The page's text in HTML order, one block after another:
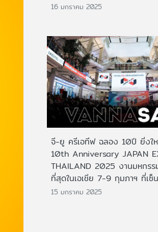
16 มกราคม 2025
จี-ยู ครีเอทีฟ ฉลอง 10ปี ยิ่ง
10th Anniversary JAPAN
THAILAND 2025 งานมหกร
ที่สุดในเอเชีย 7-9 กุมภาฯ ที่เซ็
15 มกราคม 2025